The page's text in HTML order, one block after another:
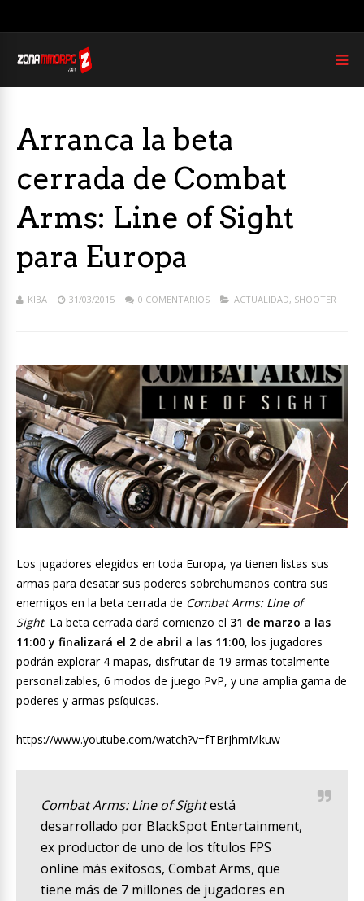
Arranca la beta
cerrada de Combat
Arms: Line of Sight
para Europa
KIBA 31/03/2015 0 COMENTARIOS ACTUALIDAD, SHOOTER
Los jugadores elegidos en toda Europa, ya tienen listas sus
armas para desatar sus poderes sobrehumanos contra sus
enemigos en la beta cerrada de Combat Arms: Line of
Sight. La beta cerrada dará comienzo el 31 de marzo a las
11:00 y finalizará el 2 de abril a las 11:00, los jugadores
podrán explorar 4 mapas, disfrutar de 19 armas totalmente
personalizables, 6 modos de juego PvP, y una amplia gama de
poderes y armas psíquicas.
https://www.youtube.com/watch?v=fTBrJhmMkuw
Combat Arms: Line of Sightestá
desarrollado por BlackSpot Entertainment,
ex productor de uno de los títulos FPS
online más exitosos, Combat Arms, que
tiene más de 7 millones de jugadores en